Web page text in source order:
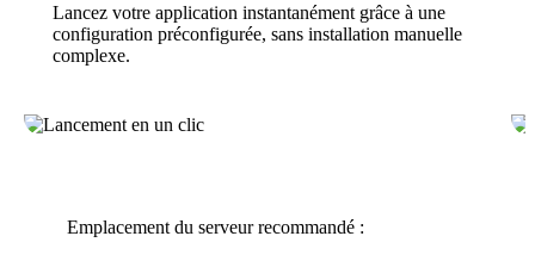
Lancez votre application instantanément grâce à une
configuration préconfigurée, sans installation manuelle
complexe.
Emplacement du serveur recommandé :